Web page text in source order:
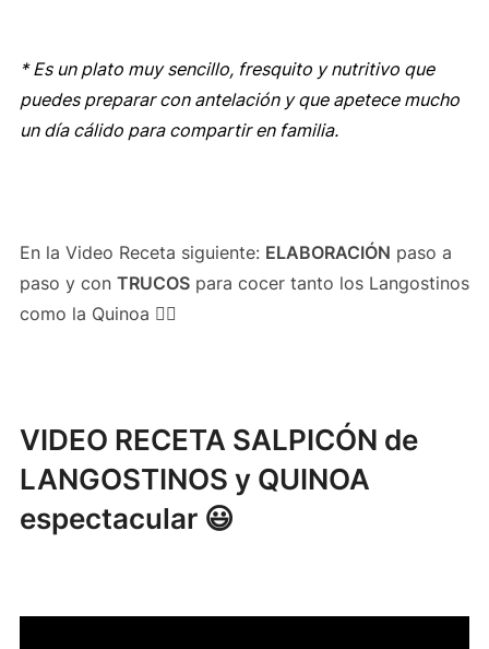
* Es un plato muy sencillo, fresquito y nutritivo que
puedes preparar con antelación y que apetece mucho
un día cálido para compartir en familia.
En la Video Receta siguiente: ELABORACIÓN paso a
paso y con TRUCOSpara cocer tanto los Langostinos
como la Quinoa 👍🏻
VIDEO RECETA SALPICÓN de
LANGOSTINOS y QUINOA
espectacular 😃